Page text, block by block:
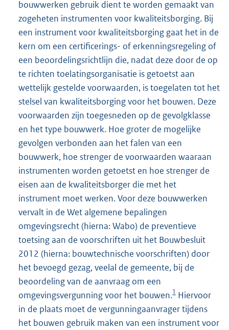
bouwwerken gebruik dient te worden gemaakt van
zogeheten instrumenten voor kwaliteitsborging. Bij
een instrument voor kwaliteitsborging gaat het in de
kern om een certificerings- of erkenningsregeling of
een beoordelingsrichtlijn die, nadat deze door de op
te richten toelatingsorganisatie is getoetst aan
wettelijk gestelde voorwaarden, is toegelaten tot het
stelsel van kwaliteitsborging voor het bouwen. Deze
voorwaarden zijn toegesneden op de gevolgklasse
en het type bouwwerk. Hoe groter de mogelijke
gevolgen verbonden aan het falen van een
bouwwerk, hoe strenger de voorwaarden waaraan
instrumenten worden getoetst en hoe strenger de
eisen aan de kwaliteitsborger die met het
instrument moet werken. Voor deze bouwwerken
vervalt in de Wet algemene bepalingen
omgevingsrecht (hierna: Wabo) de preventieve
toetsing aan de voorschriften uit het Bouwbesluit
2012 (hierna: bouwtechnische voorschriften) door
het bevoegd gezag, veelal de gemeente, bij de
beoordeling van de aanvraag om een
omgevingsvergunning voor het bouwen.1 Hiervoor
in de plaats moet de vergunningaanvrager tijdens
het bouwen gebruik maken van een instrument voor